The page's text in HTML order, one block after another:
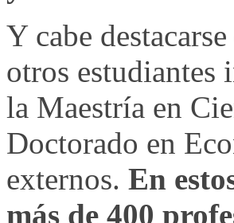
Y cabe
otros estudiantes
la Maestría en
Doctorado en
externos. En
más de 400